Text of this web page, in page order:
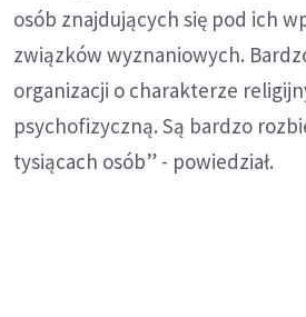
osób znajdujących się pod ich
związków wyznaniowych.
organizacji o charakterze
psychofizyczną. Są bardzo
tysiącach osób” - powiedział.